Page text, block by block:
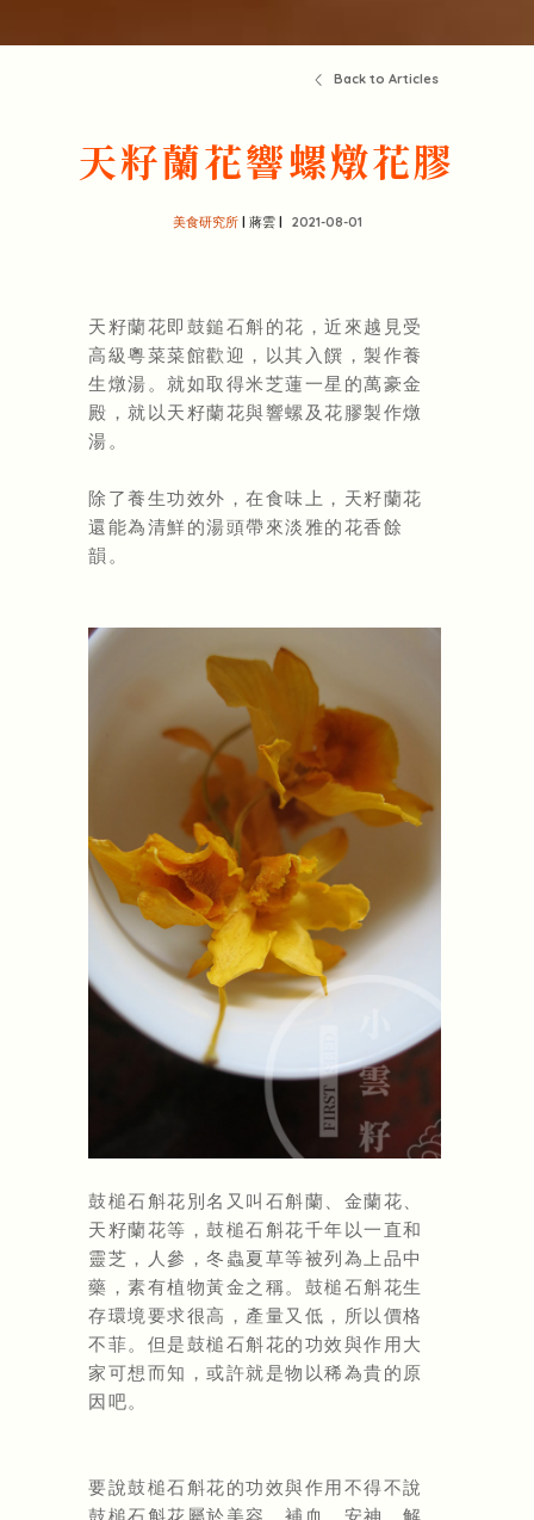
Back to Articles
天籽蘭花響螺燉花膠
美食研究所| 蔣雲 | 2021-08-01
天籽蘭花即鼓鎚石斛的花，近來越見受
高級粵菜菜館歡迎，以其入饌，製作養
生燉湯。就如取得米芝蓮一星的萬豪金
殿，就以天籽蘭花與響螺及花膠製作燉
湯。
除了養生功效外，在食味上，天籽蘭花
還能為清鮮的湯頭帶來淡雅的花香餘
韻。
鼓槌石斛花別名又叫石斛蘭、金蘭花、
天籽蘭花等，鼓槌石斛花千年以一直和
靈芝，人參，冬蟲夏草等被列為上品中
藥，素有植物黃金之稱。鼓槌石斛花生
存環境要求很高，產量又低，所以價格
不菲。但是鼓槌石斛花的功效與作用大
家可想而知，或許就是物以稀為貴的原
因吧。
要說鼓槌石斛花的功效與作用不得不說
鼓槌石斛花屬於美容、補血、安神、解